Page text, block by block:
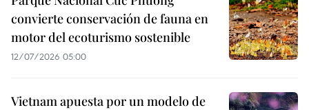
convierte conservación de fauna en
motor del ecoturismo sostenible
12/07/2026 05:00
Vietnam apuesta por un modelo de